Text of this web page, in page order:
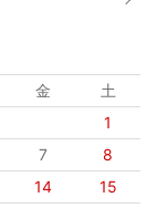
金
土
1
7
8
14
15